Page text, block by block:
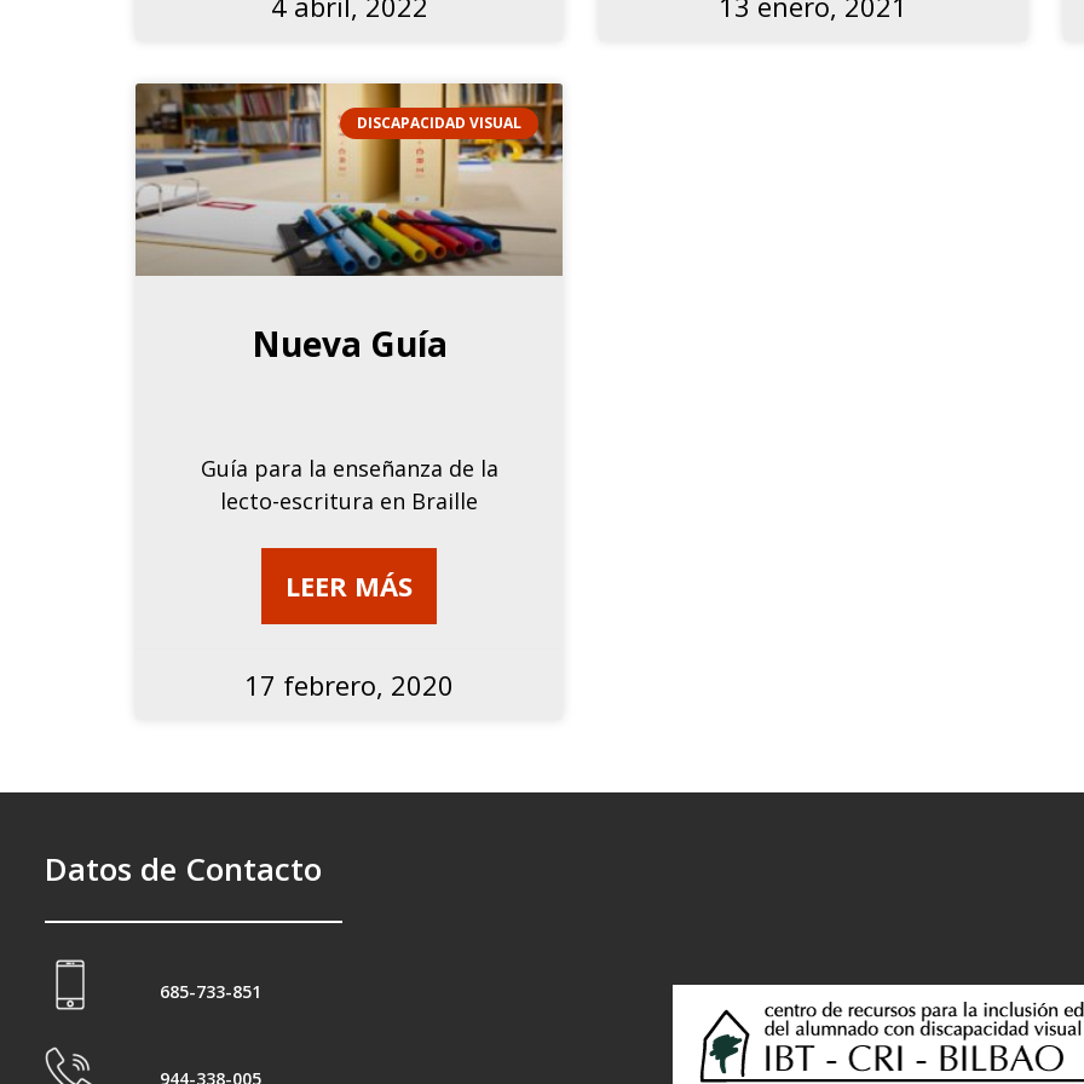
DISCAPACIDAD VISUAL
Nueva Guía
Guía para la enseñanza de la
lecto-escritura en Braille
LEER MÁS
17 febrero, 2020
Datos de Contacto
685-733-851
944-338-005